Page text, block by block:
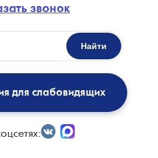
звонок
Найти
для слабовидящих